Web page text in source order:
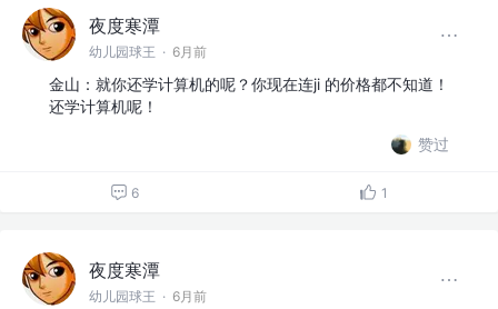
夜度寒潭
幼儿园球王 · 6月前
金山：就你还学计算机的呢？你现在连ji 的价格都不知道！
还学计算机呢！
赞过
6 1
夜度寒潭
幼儿园球王 · 6月前